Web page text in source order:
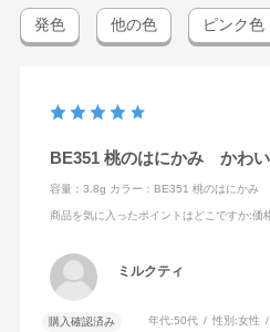
発色 他の色 ピンク色
BE351 桃のはにかみ かわ
容量：3.8g カラー：BE351 桃のはにかみ
商品を気に入ったポイントはどこですか:価
ミルクティ
購入確認済み 年代:50代 性別:女性